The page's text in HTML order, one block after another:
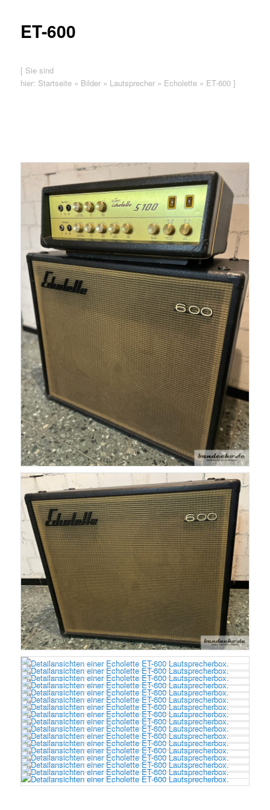
ET-600
[ Sie sind
hier: Startseite » Bilder » Lautsprecher » Echolette » ET-600 ]